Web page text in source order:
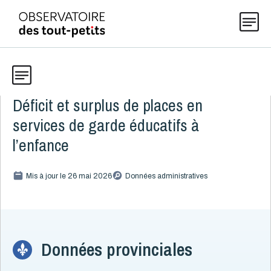
Thématiques
Explorer les données 0-5
Publications
À propos
Données
Démographie
Développement
Déficit et surplus de places en
services de garde éducatifs à
l’enfance
Mis à jour le 26 mai 2026 Données administratives
Données provinciales